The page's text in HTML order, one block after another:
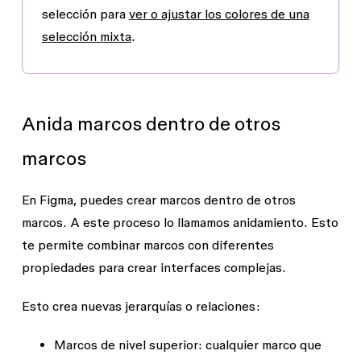
selecciónpara ver o ajustar los colores de una
selección mixta.
Anida marcos dentro de otros
marcos
En Figma, puedes crear marcos dentro de otros
marcos. A este proceso lo llamamos anidamiento. Esto
te permite combinar marcos con diferentes
propiedades para crear interfaces complejas.
Esto crea nuevas jerarquías o relaciones:
Marcos de nivel superior: cualquier marco que